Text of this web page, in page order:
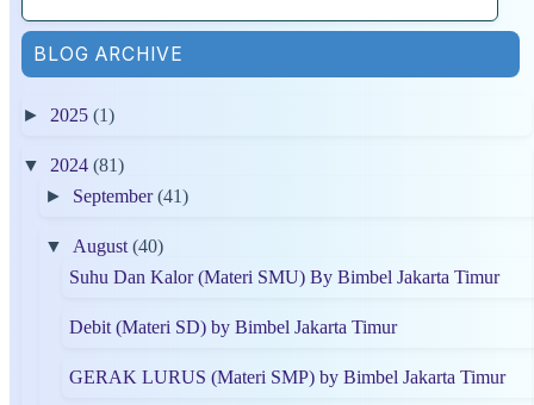
BLOG ARCHIVE
► 2025 (1)
▼ 2024 (81)
► September(41)
▼ August(40)
Suhu Dan Kalor (Materi SMU) By Bimbel Jakarta Timur
Debit (Materi SD) by Bimbel Jakarta Timur
GERAK LURUS (Materi SMP) by Bimbel Jakarta Timur